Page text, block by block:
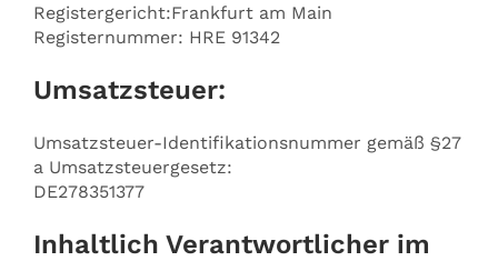
Registergericht:Frankfurt am Main
Registernummer: HRE 91342
Umsatzsteuer:
Umsatzsteuer-Identifikationsnummer gemäß §27
a Umsatzsteuergesetz:
DE278351377
Inhaltlich Verantwortlicher im